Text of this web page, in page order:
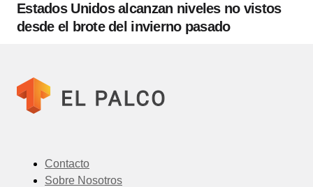
Estados Unidos alcanzan niveles no vistos
desde el brote del invierno pasado
Contacto
Sobre Nosotros